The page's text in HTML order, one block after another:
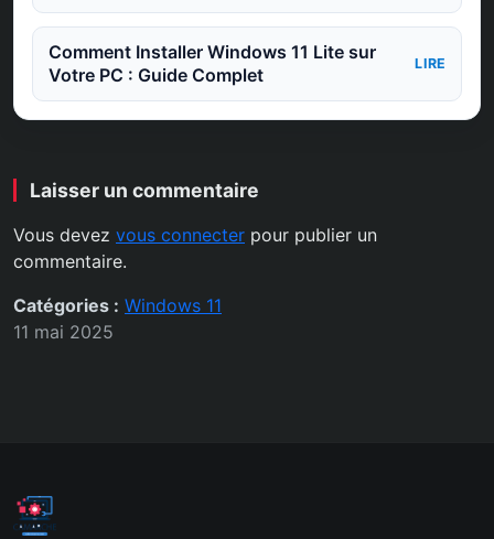
Comment Installer Windows 11 Lite sur
Votre PC : Guide Complet
LIRE
Laisser un commentaire
Vous devez vous connecter pour publier un
commentaire.
Catégories : Windows 11
11 mai 2025